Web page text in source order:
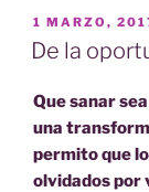
PUBLICADO
EN
1 MARZO,
De la
Que sanar
una
permito que
olvidados por